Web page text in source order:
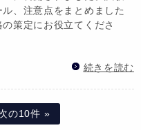
、注意点をまとめました
策定にお役立てくださ
続きを読む
の10件 »